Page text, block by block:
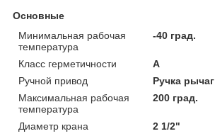
Основные
Минимальная рабочая
температура
-40 град.
Класс герметичности
А
Ручной привод
Ручка рычаг
Максимальная рабочая
температура
200 град.
Диаметр крана
2 1/2"